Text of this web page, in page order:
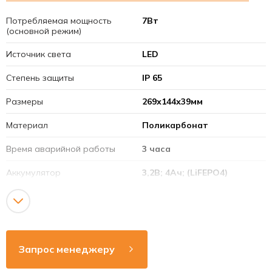
Потребляемая мощность
(основной режим)
7Вт
Источник света LED
Степень защиты IP 65
Размеры 269х144х39мм
Материал Поликарбонат
Время аварийной работы 3 часа
Аккумулятор 3,2В; 4Ач; (LiFEPO4)
Режим работы
Дополнительные опции УДТУ
Напряжение сети
Запрос менеджеру